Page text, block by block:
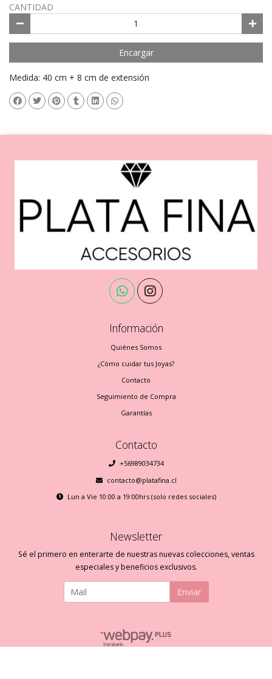
CANTIDAD
Encargar
Medida: 40 cm + 8 cm de extensión
Información
Quiénes Somos
¿Cómo cuidar tus Joyas?
Contacto
Seguimiento de Compra
Garantías
Contacto
+56989034734
contacto@platafina.cl
Lun a Vie 10:00 a 19:00hrs (solo redes sociales)
Newsletter
Sé el primero en enterarte de nuestras nuevas colecciones, ventas
especiales y beneficios exclusivos.
Enviar